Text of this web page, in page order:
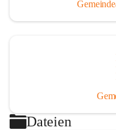
Dateien